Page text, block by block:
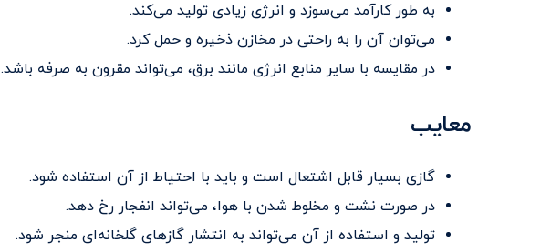
به طور کارآمد می‌سوزد و انرژی زیادی تولید می‌کند.
می‌توان آن را به راحتی در مخازن ذخیره و حمل کرد.
در مقایسه با سایر منابع انرژی مانند برق، می‌تواند مقرون به صرفه باشد.
معایب
گازی بسیار قابل اشتعال است و باید با احتیاط از آن استفاده شود.
در صورت نشت و مخلوط شدن با هوا، می‌تواند انفجار رخ دهد.
تولید و استفاده از آن می‌تواند به انتشار گازهای گلخانه‌ای منجر شود.